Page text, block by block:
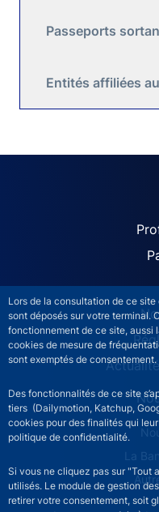
Lors de la consultation de ce
sont déposés sur votre terminal.
fonctionnement de ce site, aussi
cookies de mesure de
sont exemptés de consentement.
Des fonctionnalités de ce site
tiers (Dailymotion, Katchup,
cookies pour des finalités qui
politique de confidentialité.
Si vous ne cliquez pas sur "Tout
utilisés. Le module de gestion
retirer votre consentement, soit
Passeports
Entités affiliées
ACPR
ACPR footer
La